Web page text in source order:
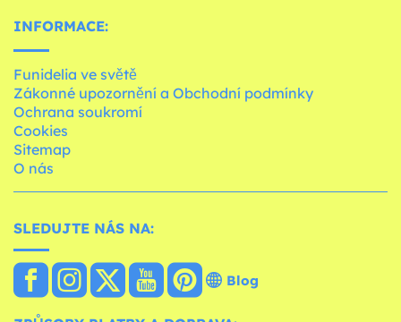
INFORMACE:
Funidelia ve světě
Zákonné upozornění a Obchodní podmínky
Ochrana soukromí
Cookies
Sitemap
O nás
SLEDUJTE NÁS NA:
Blog